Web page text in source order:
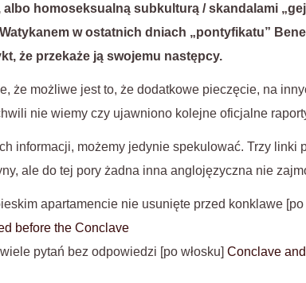
homoseksualną subkulturą / skandalami
w ostatnich dniach „pontyfikatu”
że przekaże ją swojemu następcy.
że możliwe jest to, że dodatkowe pieczęcie, na
nie wiemy czy ujawniono kolejne oficjalne
informacji, możemy jedynie spekulować. Trzy linki
ale do tej pory żadna inna anglojęzyczna nie
apartamencie nie usunięte przed konklawe [po
before the Conclave
pytań bez odpowiedzi [po włosku] Conclave